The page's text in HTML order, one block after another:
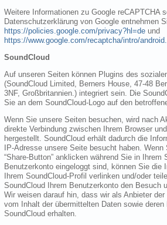
Weitere Informationen zu Google reCAPTCHA
Datenschutzerklärung von Google entnehmen
https://policies.google.com/privacy?hl=de und
https://www.google.com/recaptcha/intro/
SoundCloud
Auf unseren Seiten können Plugins des
(SoundCloud Limited, Berners House, 47-48
3NF, Großbritannien.) integriert sein. Die
Sie an dem SoundCloud-Logo auf den
Wenn Sie unsere Seiten besuchen, wird nach
direkte Verbindung zwischen Ihrem Browser
hergestellt. SoundCloud erhält dadurch die
IP-Adresse unsere Seite besucht haben. Wenn
“Share-Button” anklicken während Sie in Ihrem
Benutzerkonto eingeloggt sind, können Sie die
Ihrem SoundCloud-Profil verlinken und/oder
SoundCloud Ihrem Benutzerkonto den Besuch
Wir weisen darauf hin, dass wir als Anbieter
vom Inhalt der übermittelten Daten sowie deren
SoundCloud erhalten.